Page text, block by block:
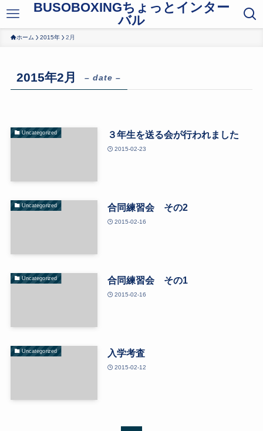
BUSOBOXINGちょっとインター
バル
ホーム 2015年 2月
2015年2月 – date –
Uncategorized ３年生を送る会が行われました
2015-02-23
Uncategorized 合同練習会 その2
2015-02-16
Uncategorized 合同練習会 その1
2015-02-16
Uncategorized 入学考査
2015-02-12